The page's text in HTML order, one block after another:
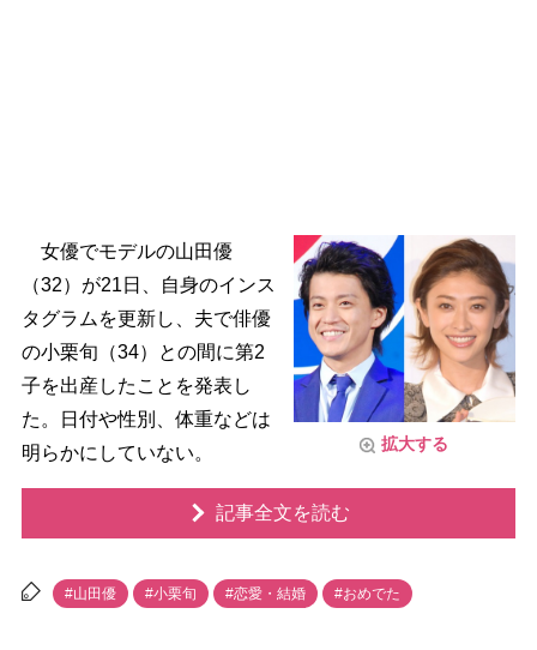
拡大する
女優でモデルの山田優
（32）が21日、自身のインス
タグラムを更新し、夫で俳優
の小栗旬（34）との間に第2
子を出産したことを発表し
た。日付や性別、体重などは
明らかにしていない。
記事全文を読む
#山田優 #小栗旬 #恋愛・結婚 #おめでた